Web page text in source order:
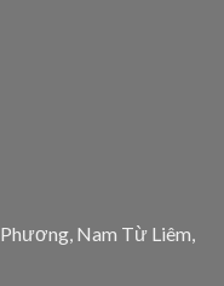
Nam Từ Liêm,